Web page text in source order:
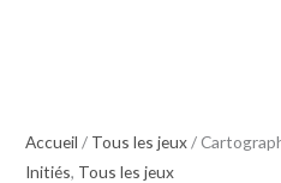
Accueil / Tous les jeux/
Initiés, Tous les jeux